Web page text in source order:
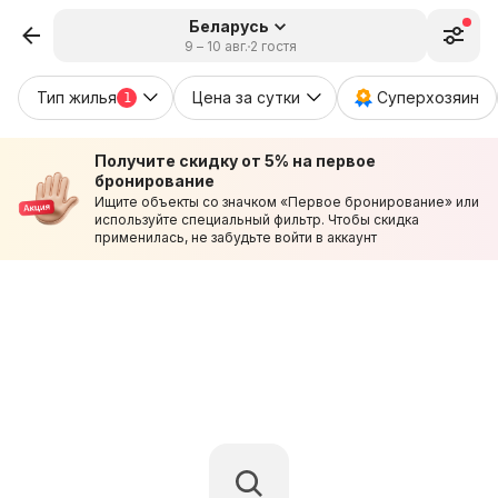
Беларусь
9 – 10 авг.2 гостя
Тип жилья 1 Цена за сутки Суперхозяин
Получите скидку от 5% на первое
бронирование
Ищите объекты со значком «Первое бронирование» или
используйте специальный фильтр. Чтобы скидка
применилась, не забудьте войти в аккаунт